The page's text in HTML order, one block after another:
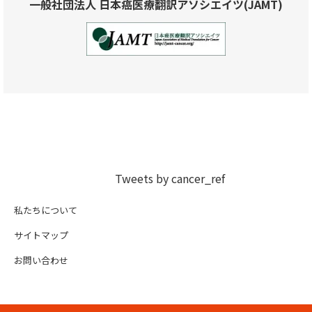
一般社団法人 日本癌医療翻訳アソシエイツ(JAMT)
Tweets by cancer_ref
私たちについて
サイトマップ
お問い合わせ